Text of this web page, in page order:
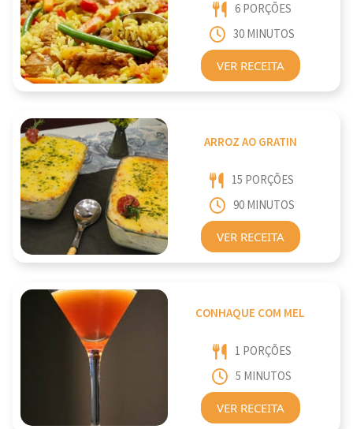
6 PORÇÕES
30 MINUTOS
VER RECEITA
ARROZ AO GRATIN
15 PORÇÕES
90 MINUTOS
VER RECEITA
CONHAQUE COM MEL
1 PORÇÕES
5 MINUTOS
VER RECEITA